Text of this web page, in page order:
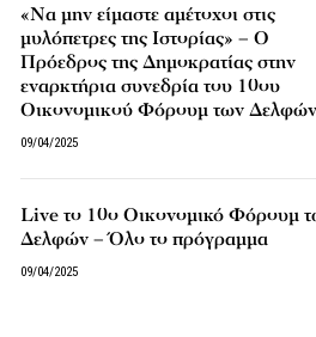
«Να μην είμαστε αμέτοχοι στις
μυλόπετρες της Ιστορίας» – Ο
Πρόεδρος της Δημοκρατίας στην
εναρκτήρια συνεδρία του 10ου
Οικονομικού Φόρουμ των Δελφών
09/04/2025
Live το 10ο Οικονομικό Φόρουμ
Δελφών – Όλο το πρόγραμμα
09/04/2025